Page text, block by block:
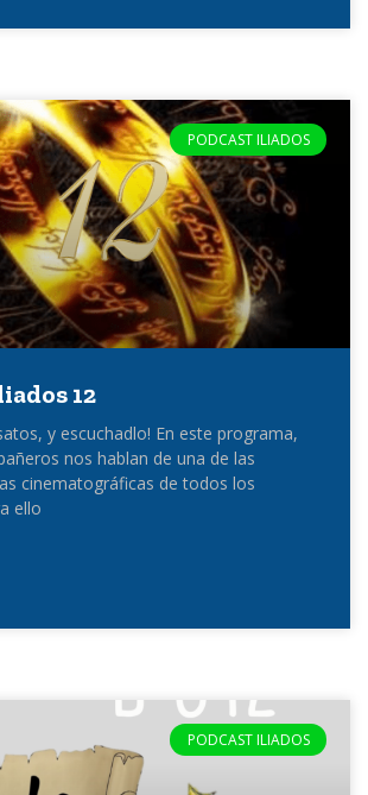
PODCAST ILIADOS
12
y escuchadlo! En este programa,
nos hablan de una de las
cinematográficas de todos los
ello
PODCAST ILIADOS